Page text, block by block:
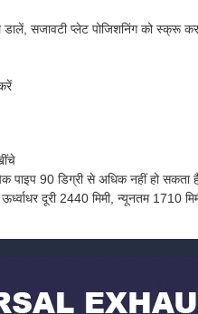
सजावटी प्लेट पोजिशनिंग को स्क्रू
पाइप 90 डिग्री से अधिक नहीं हो सकता
दूरी 2440 मिमी, न्यूनतम 1710